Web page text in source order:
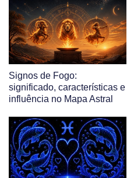
Signos de Fogo:
significado, características e
influência no Mapa Astral